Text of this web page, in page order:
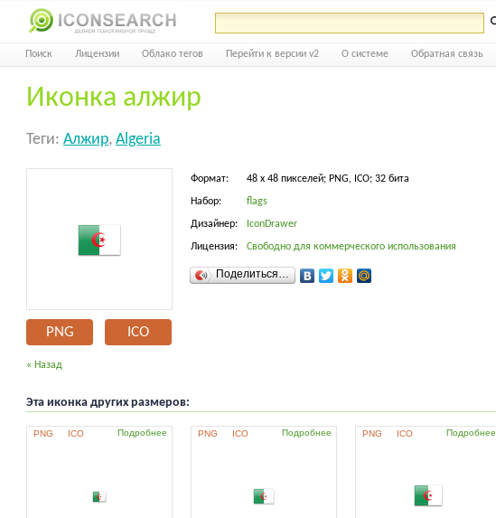
Поиск Лицензии Облако тегов Перейти к версии v2 О системе Обратная связь
Иконка алжир
Теги: Алжир, Algeria
PNG ICO
Формат: 48 x 48 пикселей; PNG, ICO; 32 бита
Набор: flags
Дизайнер: IconDrawer
Лицензия: Свободно для коммерческого использования
Поделиться…
« Назад
Эта иконка других размеров:
PNG ICO Подробнее PNG ICO Подробнее PNG ICO Подробнее